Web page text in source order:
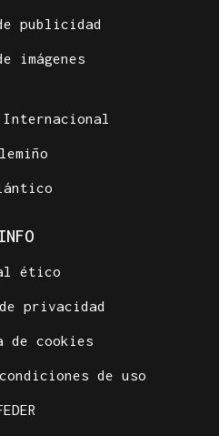
publicidad
imágenes
Internacional
INFO
ético
privacidad
cookies
de uso